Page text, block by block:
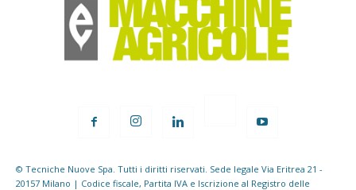
© Tecniche Nuove Spa. Tutti i diritti riservati. Sede legale Via Eritrea 21 -
20157 Milano | Codice fiscale, Partita IVA e Iscrizione al Registro delle